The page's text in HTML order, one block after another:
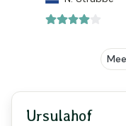
Ursulahof